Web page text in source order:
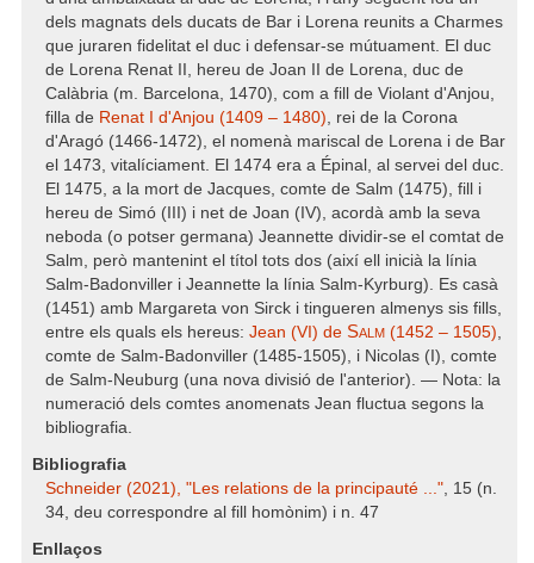
dels magnats dels ducats de Bar i Lorena reunits a Charmes
que juraren fidelitat el duc i defensar-se mútuament. El duc
de Lorena Renat II, hereu de Joan II de Lorena, duc de
Calàbria (m. Barcelona, 1470), com a fill de Violant d'Anjou,
filla de Renat I d'Anjou (1409 – 1480), rei de la Corona
d'Aragó (1466-1472), el nomenà mariscal de Lorena i de Bar
el 1473, vitalíciament. El 1474 era a Épinal, al servei del duc.
El 1475, a la mort de Jacques, comte de Salm (1475), fill i
hereu de Simó (III) i net de Joan (IV), acordà amb la seva
neboda (o potser germana) Jeannette dividir-se el comtat de
Salm, però mantenint el títol tots dos (així ell inicià la línia
Salm-Badonviller i Jeannette la línia Salm-Kyrburg). Es casà
(1451) amb Margareta von Sirck i tingueren almenys sis fills,
entre els quals els hereus: Jean (VI) de Salm (1452 – 1505),
comte de Salm-Badonviller (1485-1505), i Nicolas (I), comte
de Salm-Neuburg (una nova divisió de l'anterior). — Nota: la
numeració dels comtes anomenats Jean fluctua segons la
bibliografia.
Bibliografia
Schneider (2021), "Les relations de la principauté ...", 15 (n.
34, deu correspondre al fill homònim) i n. 47
Enllaços